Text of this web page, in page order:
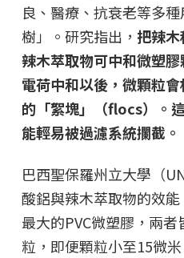
良、醫療、抗衰老等多
樹」。研究指出， 把辣木
辣木萃取物可中和微塑
電荷中和以後，微顆粒
的「絮塊」（flocs）。
能輕易被過濾系統攔截。
巴西聖保羅州立大學（
酸鋁與辣木萃取物的效
最大的PVC微塑膠，兩
粒，即便顆粒小至15微米